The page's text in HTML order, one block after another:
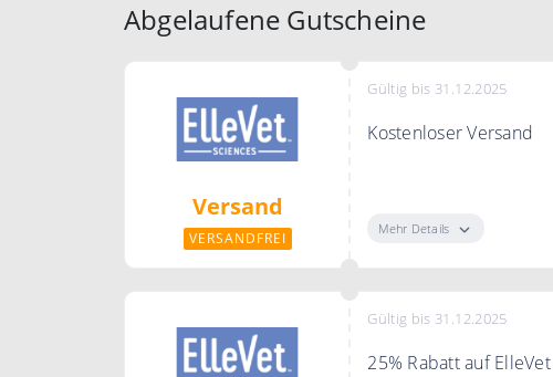
Abgelaufene Gutscheine
Versand
VERSANDFREI
Gültig bis 31.12.2025
Kostenloser Versand
Mehr Details
Gültig bis 31.12.2025
25% Rabatt auf